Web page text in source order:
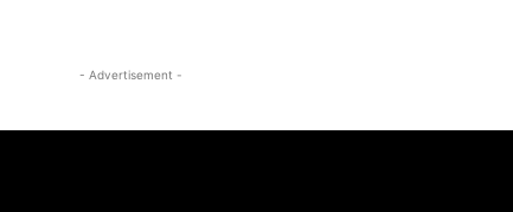
- Advertisement -